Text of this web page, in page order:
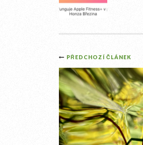
Post
navigation
PŘEDCHOZÍ ČLÁNEK